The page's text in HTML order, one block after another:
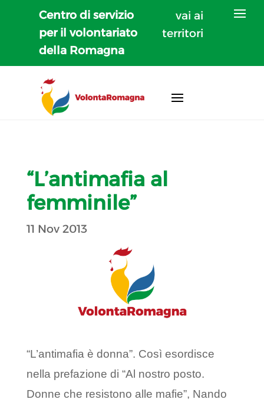
Centro di servizio
per il volontariato
della Romagna
vai ai
territori
“L’antimafia al
femminile”
11 Nov 2013
“L’antimafia è donna”. Così esordisce
nella prefazione di “Al nostro posto.
Donne che resistono alle mafie”, Nando